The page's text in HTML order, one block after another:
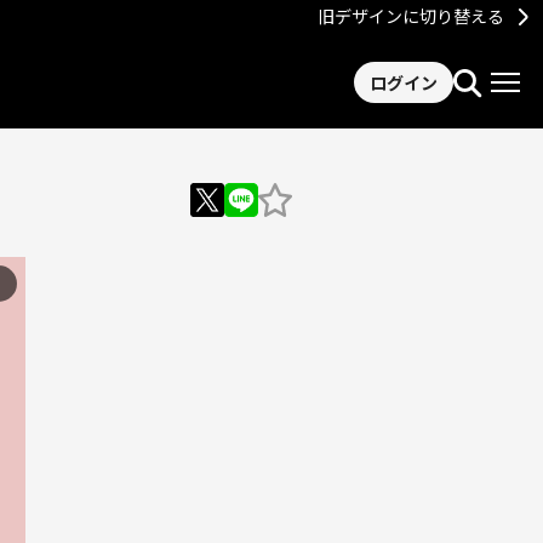
旧デザインに切り替える
ログイン